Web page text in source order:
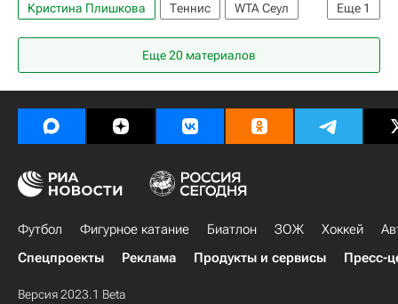
Еще 1
Кристина Плишкова Теннис
WTA Сеул
Екатерина Александрова
Еще 20 материалов
Футбол Фигурное катание Биатлон ЗОЖ Хоккей
Спецпроекты
Реклама Продукты и сервисы Пресс-
Версия 2023.1 Beta